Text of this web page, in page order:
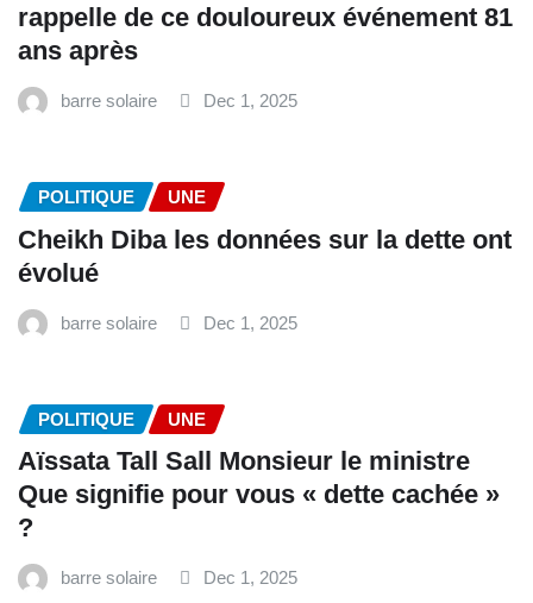
rappelle de ce douloureux événement 81
ans après
barre solaire Dec 1, 2025
POLITIQUE UNE
Cheikh Diba les données sur la dette ont
évolué
barre solaire Dec 1, 2025
POLITIQUE UNE
Aïssata Tall Sall Monsieur le ministre
Que signifie pour vous « dette cachée »
?
barre solaire Dec 1, 2025